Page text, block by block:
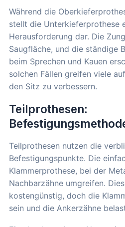
Während die
stellt die Unterkieferprothese
Herausforderung dar. Die
Saugfläche, und die ständige
beim Sprechen und Kauen
solchen Fällen greifen viele
den Sitz zu verbessern.
Teilprothesen:
Teilprothesen nutzen die
Befestigungspunkte. Die
Klammerprothese, bei der
Nachbarzähne umgreifen.
kostengünstig, doch die
sein und die Ankerzähne